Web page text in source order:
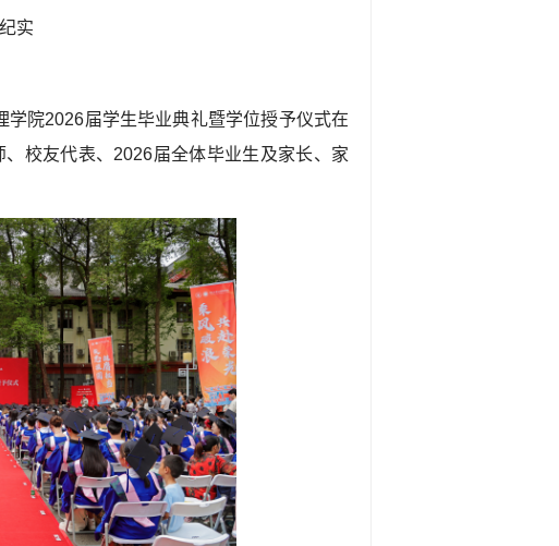
实
院2026届学生毕业典礼暨学位授予仪式在
校友代表、2026届全体毕业生及家长、家